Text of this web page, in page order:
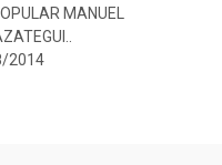
MANUEL
2014